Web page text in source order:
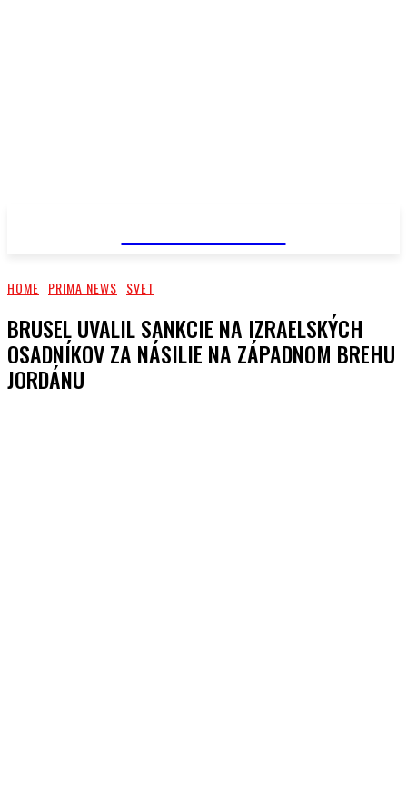
HOME PRIMA NEWS SVET
BRUSEL UVALIL SANKCIE NA IZRAELSKÝCH
OSADNÍKOV ZA NÁSILIE NA ZÁPADNOM BREHU
JORDÁNU